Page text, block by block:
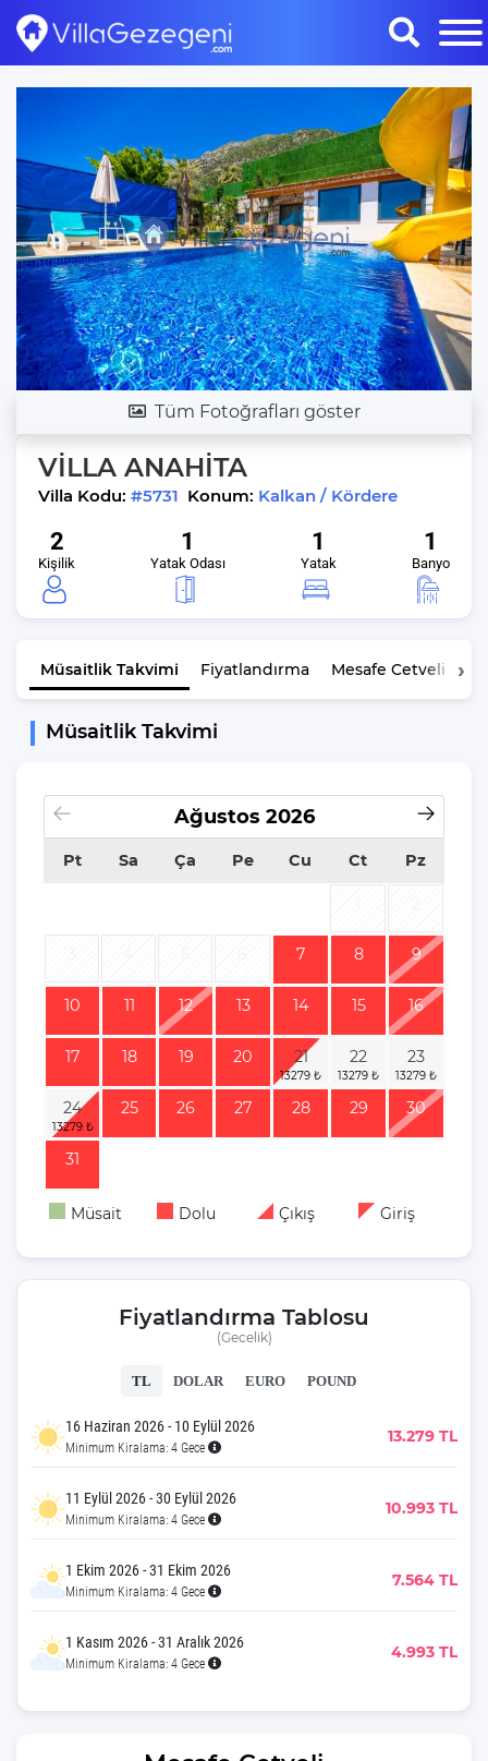
Tüm Fotoğrafları göster
VİLLA ANAHİTA
Villa Kodu: #5731 Konum: Kalkan / Kördere
2
Kişilik
1
Yatak Odası
1
Yatak
1
Banyo
Müsaitlik Takvimi Fiyatlandırma Mesafe Cetveli
Müsaitlik Takvimi
Ağustos 2026
Pt Sa Ça Pe Cu Ct Pz
7 8 9
10 11 12 13 14 15 16
17 18 19 20 21 22 23
24 25 26 27 28 29 30
31
Müsait Dolu Çıkış Giriş
Fiyatlandırma Tablosu
(Gecelik)
TL DOLAR EURO POUND
16 Haziran 2026 - 10 Eylül 2026
Minimum Kiralama: 4 Gece
13.279 TL
11 Eylül 2026 - 30 Eylül 2026
Minimum Kiralama: 4 Gece
10.993 TL
1 Ekim 2026 - 31 Ekim 2026
Minimum Kiralama: 4 Gece
7.564 TL
1 Kasım 2026 - 31 Aralık 2026
Minimum Kiralama: 4 Gece
4.993 TL